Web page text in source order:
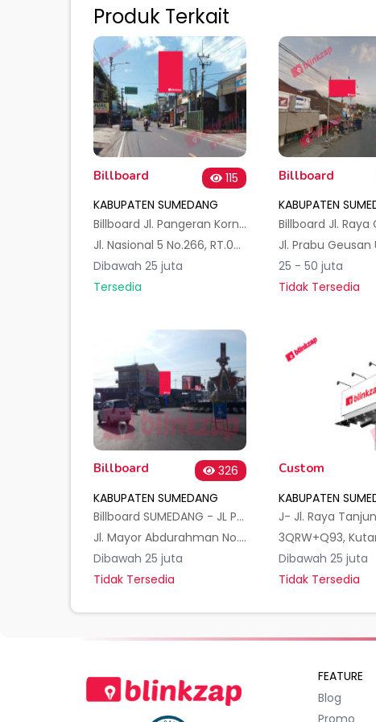
Produk Terkait
Billboard
115
KABUPATEN SUMEDANG
Billboard Jl. Pangeran Kornel, Kotakulon, Kec. Sumedang Selatan, Kabupaten Sumedang 1mk
Jl. Nasional 5 No.266, RT.03, Kotakulon, Kec. Sumedang Sel., Kabupaten Sumedang, Jawa Barat 45311, Indonesia
Dibawah 25 juta
Tersedia
Billboard
KABUPATEN
25 - 50 juta
Tidak Tersedia
Billboard
326
KABUPATEN SUMEDANG
Billboard SUMEDANG - JL PRABU TEDJI MALELA
Jl. Mayor Abdurahman No.292, Kotakaler, Kec. Sumedang Utara, Kabupaten Sumedang, Jawa Barat 45621, Indonesia
Dibawah 25 juta
Tidak Tersedia
Custom
KABUPATEN
J- Jl. Raya
Dibawah 25 juta
Tidak Tersedia
FEATURE
Blog